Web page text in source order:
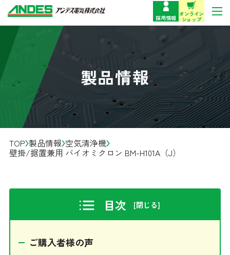
採用情報 オンライン
ショップ
製品情報
サポート・お問い合わせ
企業情報
事業紹介
その他
製品情報
TOP 製品情報 空気清浄機
壁掛/据置兼用 バイオミクロン BM-H101A（J）
目次 [閉じる]
ご購入者様の声